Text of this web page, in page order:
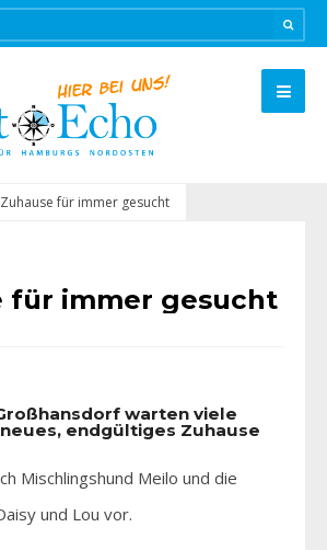
Zuhause für immer gesucht
für immer gesucht
warten viele
endgültiges Zuhause
Mischlingshund Meilo und die
und Lou vor.